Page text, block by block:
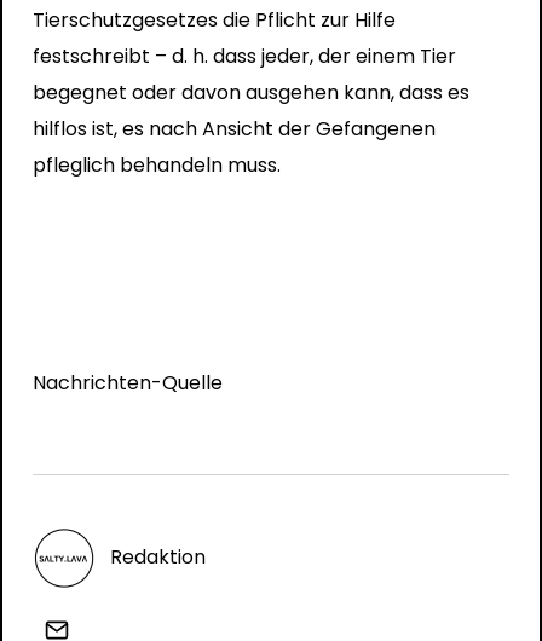
Tierschutzgesetzes die Pflicht zur Hilfe
festschreibt – d. h. dass jeder, der einem Tier
begegnet oder davon ausgehen kann, dass es
hilflos ist, es nach Ansicht der Gefangenen
pfleglich behandeln muss.
Nachrichten-Quelle
Redaktion